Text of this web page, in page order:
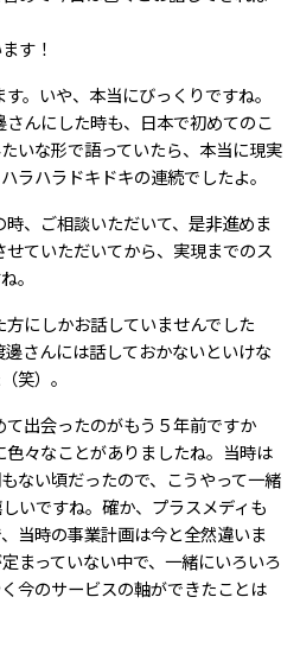
す！
。いや、本当にびっくりですね。
さんにした時も、日本で初めてのこ
いな形で語っていたら、本当に現実
ラハラドキドキの連続でしたよ。
、ご相談いただいて、是非進めま
せていただいてから、実現までのス
。
にしかお話していませんでした
さんには話しておかないといけな
笑）。
出会ったのがもう５年前ですか
色々なことがありましたね。当時は
ない頃だったので、こうやって一緒
いですね。確か、プラスメディも
当時の事業計画は今と全然違いま
まっていない中で、一緒にいろいろ
今のサービスの軸ができたことは